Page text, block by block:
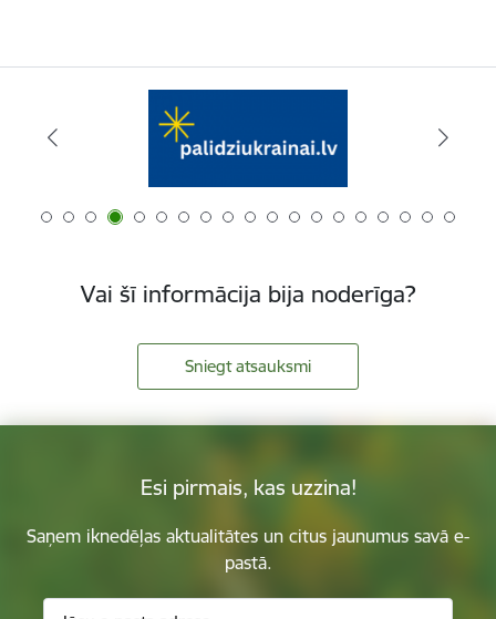
Vai šī informācija bija noderīga?
Sniegt atsauksmi
Esi pirmais, kas uzzina!
Saņem iknedēļas aktualitātes un citus jaunumus savā e-
pastā.